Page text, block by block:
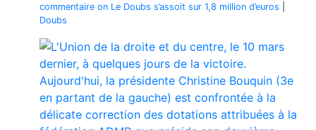
commentaire on Le Doubs s’assoit sur 1,8 million d’euros
Doubs